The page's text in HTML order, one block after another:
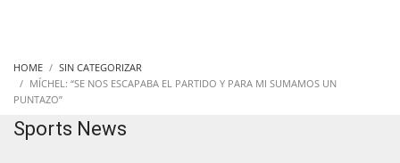
HOME
SIN CATEGORIZAR
MÍCHEL: “SE NOS ESCAPABA EL PARTIDO Y PARA MI SUMAMOS UN
PUNTAZO”
Sports News